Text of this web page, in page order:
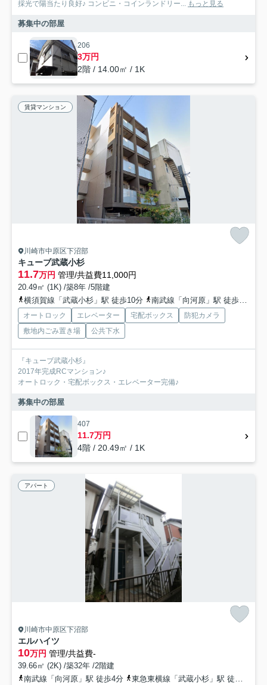
採光で陽当たり良好♪ コンビニ・コインランドリー... もっと見る
募集中の部屋
206
3万円
2階 / 14.00㎡ / 1K
賃貸マンション
川崎市中原区下沼部
キューブ武蔵小杉
11.7万円 管理/共益費11,000円
20.49㎡ (1K) /築8年 /5階建
横須賀線「武蔵小杉」駅 徒歩10分
南武線「向河原」駅 徒歩4分
オートロック エレベーター 宅配ボックス
防犯カメラ
敷地内ごみ置き場
公共下水
『キューブ武蔵小杉』
2017年完成RCマンション♪
オートロック・宅配ボックス・エレベーター完備♪
募集中の部屋
407
11.7万円
4階 / 20.49㎡ / 1K
アパート
川崎市中原区下沼部
エルハイツ
10万円 管理/共益費-
39.66㎡ (2K) /築32年 /2階建
南武線「向河原」駅 徒歩4分
東急東横線「武蔵小杉」駅 徒歩14分